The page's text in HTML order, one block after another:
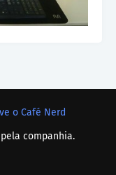
o Café Nerd
companhia.